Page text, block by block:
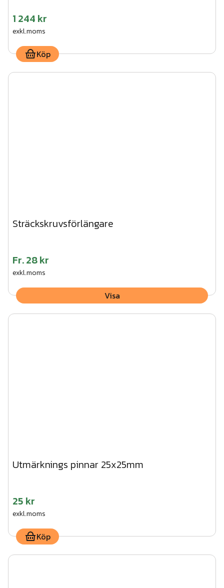
1 244 kr
exkl.moms
Köp
Sträckskruvsförlängare
Fr.28 kr
exkl.moms
Visa
Utmärknings pinnar 25x25mm
25 kr
exkl.moms
Köp